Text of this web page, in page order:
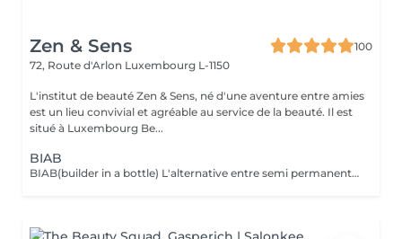
Zen & Sens
100
72, Route d'Arlon Luxembourg L-1150
L'institut de beauté Zen & Sens, né d'une aventure entre amies
est un lieu convivial et agréable au service de la beauté. Il est
situé à Luxembourg Be...
BIAB
BIAB(builder in a bottle) L'alternative entre semi permanent et gel, le tout dans une formule vegan et sans actifs chimiques agressifs. Il combine les avantages du semi-permanent par sa rapidité et ceux du gel par sa solidité. Grace a lui l'ongle est uniforme,il peut etre rallongé et fortifié.